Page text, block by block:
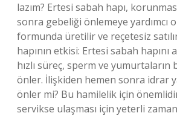
lazım? Ertesi sabah hapı,
sonra gebeliği önlemeye yardımcı
formunda üretilir ve reçetesiz
hapının etkisi: Ertesi sabah hapını
hızlı süreç, sperm ve yumurtaların
önler. İlişkiden hemen sonra idrar
önler mi? Bu hamilelik için
servikse ulaşması için yeterli